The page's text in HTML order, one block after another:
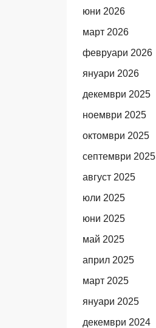
юни 2026
март 2026
февруари 2026
януари 2026
декември 2025
ноември 2025
октомври 2025
септември 2025
август 2025
юли 2025
юни 2025
май 2025
април 2025
март 2025
януари 2025
декември 2024